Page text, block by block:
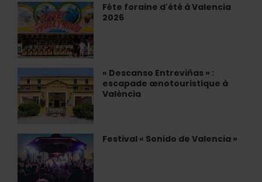
Fête foraine d'été à Valencia
2026
Fête
foraine
d'été
à
Valencia
2026
« Descanso Entreviñas » :
escapade œnotouristique à
València
Descanso
Entreviñas
»
:
escapade
œnotouristique
à
València
Festival « Sonido de Valencia »
Festival
Sonido
de